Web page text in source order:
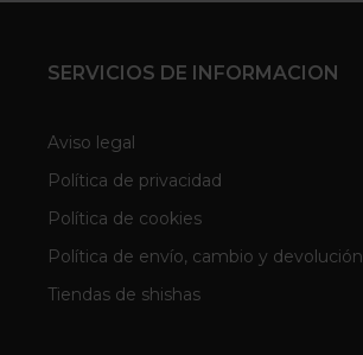
SERVICIOS DE INFORMACION
Aviso legal
Política de privacidad
Política de cookies
Política de envío, cambio y devolución
Tiendas de shishas